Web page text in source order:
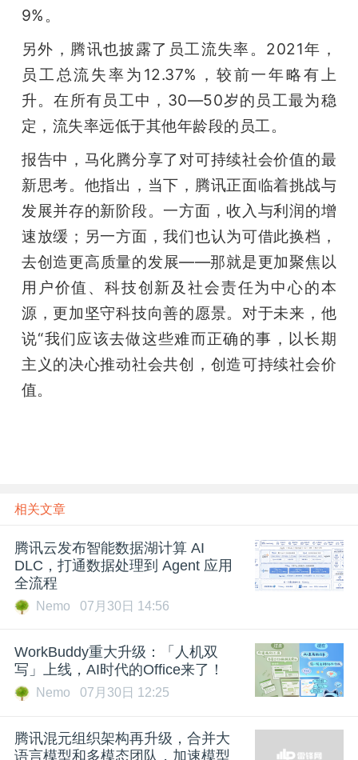
9%。
另外，腾讯也披露了员工流失率。2021年，
员工总流失率为12.37%，较前一年略有上
升。在所有员工中，30—50岁的员工最为稳
定，流失率远低于其他年龄段的员工。
报告中，马化腾分享了对可持续社会价值的最
新思考。他指出，当下，腾讯正面临着挑战与
发展并存的新阶段。一方面，收入与利润的增
速放缓；另一方面，我们也认为可借此换档，
去创造更高质量的发展——那就是更加聚焦以
用户价值、科技创新及社会责任为中心的本
源，更加坚守科技向善的愿景。对于未来，他
说“我们应该去做这些难而正确的事，以长期
主义的决心推动社会共创，创造可持续社会价
值。
相关文章
腾讯云发布智能数据湖计算 AI
DLC，打通数据处理到 Agent 应用
全流程
Nemo 07月30日 14:56
WorkBuddy重大升级：「人机双
写」上线，AI时代的Office来了！
Nemo 07月30日 12:25
腾讯混元组织架构再升级，合并大
语言模型和多模态团队，加速模型